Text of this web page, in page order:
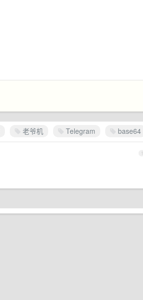
老爷机 Telegram base64
1